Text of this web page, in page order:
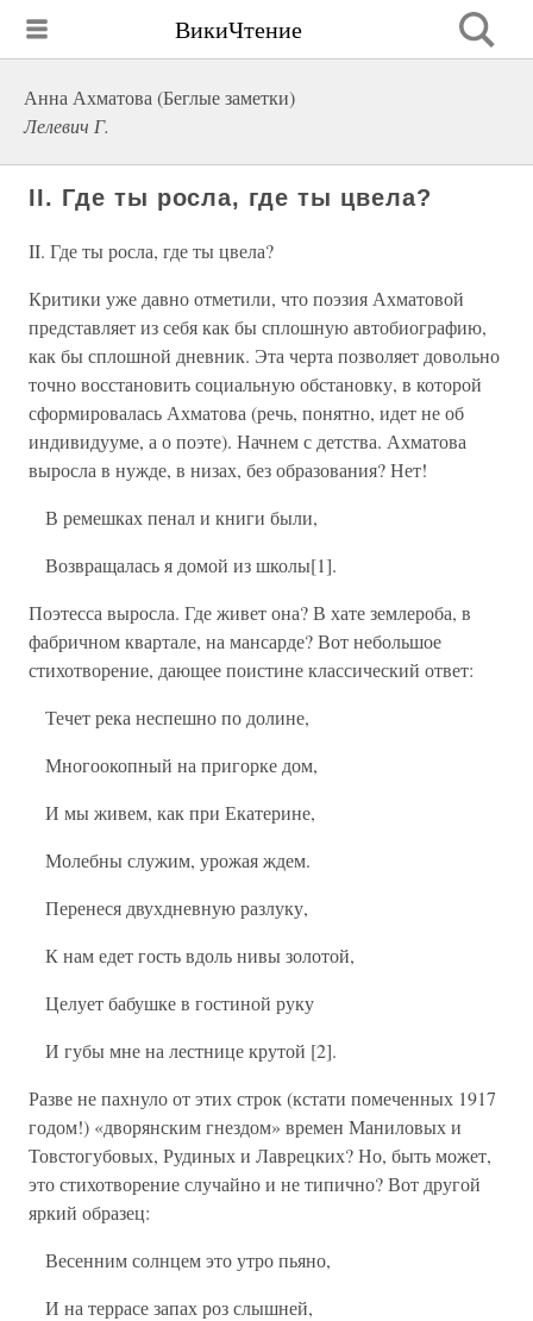
ВикиЧтение
Анна Ахматова (Беглые заметки)
Лелевич Г.
II. Где ты росла, где ты цвела?
II. Где ты росла, где ты цвела?
Критики уже давно отметили, что поэзия Ахматовой
представляет из себя как бы сплошную автобиографию,
как бы сплошной дневник. Эта черта позволяет довольно
точно восстановить социальную обстановку, в которой
сформировалась Ахматова (речь, понятно, идет не об
индивидууме, а о поэте). Начнем с детства. Ахматова
выросла в нужде, в низах, без образования? Нет!
В ремешках пенал и книги были,
Возвращалась я домой из школы[1].
Поэтесса выросла. Где живет она? В хате землероба, в
фабричном квартале, на мансарде? Вот небольшое
стихотворение, дающее поистине классический ответ:
Течет река неспешно по долине,
Многоокопный на пригорке дом,
И мы живем, как при Екатерине,
Молебны служим, урожая ждем.
Перенеся двухдневную разлуку,
К нам едет гость вдоль нивы золотой,
Целует бабушке в гостиной руку
И губы мне на лестнице крутой [2].
Разве не пахнуло от этих строк (кстати помеченных 1917
годом!) «дворянским гнездом» времен Маниловых и
Товстогубовых, Рудиных и Лаврецких? Но, быть может,
это стихотворение случайно и не типично? Вот другой
яркий образец:
Весенним солнцем это утро пьяно,
И на террасе запах роз слышней,